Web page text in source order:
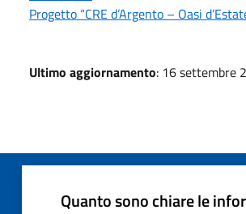
Progetto “CRE d’Argento – Oasi
Ultimo aggiornamento: 16 settembre
Quanto sono chiare le